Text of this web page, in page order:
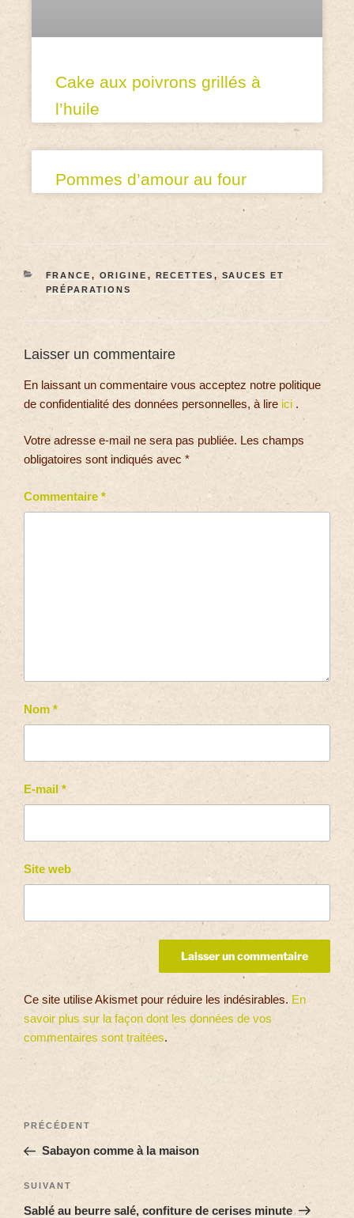
Cake aux poivrons grillés à
l’huile
Pommes d’amour au four
FRANCE , ORIGINE , RECETTES , SAUCES ET
PRÉPARATIONS
Laisser un commentaire
En laissant un commentaire vous acceptez notre politique
de confidentialité des données personnelles, à lire ici .
Votre adresse e-mail ne sera pas publiée. Les champs
obligatoires sont indiqués avec *
Commentaire *
Nom *
E-mail *
Site web
Ce site utilise Akismet pour réduire les indésirables. En
savoir plus sur la façon dont les données de vos
commentaires sont traitées.
PRÉCÉDENT
Sabayon comme à la maison
SUIVANT
Sablé au beurre salé, confiture de cerises minute